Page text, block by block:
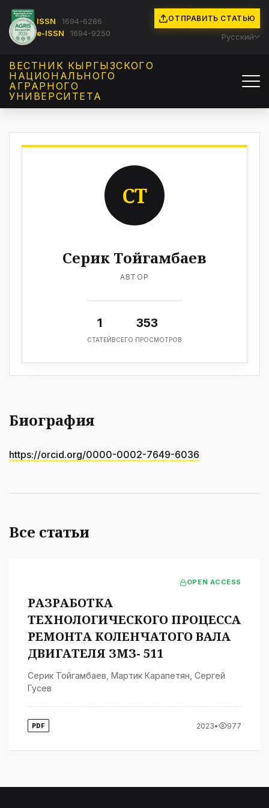
ISSN
1694-6286
e-ISSN
1694-9250
ОТПРАВИТЬ СТАТЬЮ
Русский
ВЕСТНИК КЫРГЫЗCКОГО
НАЦИОНАЛЬНОГО
АГРАРНОГО
УНИВЕРСИТЕТА
СТ
Серик Тойгамбаев
АВТОР
1
СТАТЕЙ
353
ВСЕГО ПРОСМОТРОВ
Биография
https://orcid.org/0000-0002-7649-6036
Все статьи
OPEN ACCESS
РАЗРАБОТКА
ТЕХНОЛОГИЧЕСКОГО ПРОЦЕССА
РЕМОНТА КОЛЕНЧАТОГО ВАЛА
ДВИГАТЕЛЯ ЗМЗ- 511
Серик Тойгамбаев Мартик Карапетян Сергей
Гусев
PDF 2023• 977